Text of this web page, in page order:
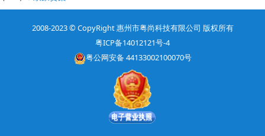
2008-2023© CopyRight惠州市粤尚科技有限公司 版权所有
粤ICP备14012121号-4
粤公网安备 44133002100070号